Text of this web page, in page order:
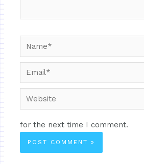
for the next time I comment.